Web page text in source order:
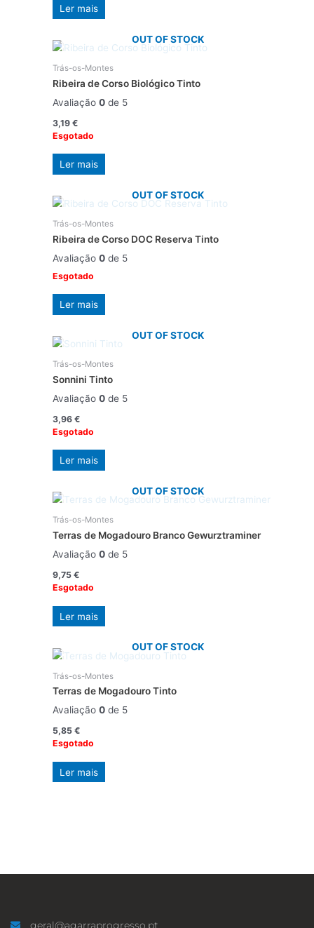
Ler mais
OUT OF STOCK
Trás-os-Montes
Ribeira de Corso Biológico Tinto
Avaliação 0de 5
3,19 €
Esgotado
Ler mais
OUT OF STOCK
Trás-os-Montes
Ribeira de Corso DOC Reserva Tinto
Avaliação 0de 5
Esgotado
Ler mais
OUT OF STOCK
Trás-os-Montes
Sonnini Tinto
Avaliação 0de 5
3,96 €
Esgotado
Ler mais
OUT OF STOCK
Trás-os-Montes
Terras de Mogadouro Branco Gewurztraminer
Avaliação 0de 5
9,75 €
Esgotado
Ler mais
OUT OF STOCK
Trás-os-Montes
Terras de Mogadouro Tinto
Avaliação 0de 5
5,85 €
Esgotado
Ler mais
geral@agarraprogresso.pt